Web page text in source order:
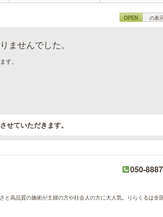
OPEN の表
ませんでした。
す。
せていただきます。
050-
高品質の施術が主婦の方や社会人の方に大人気。りらくるは全